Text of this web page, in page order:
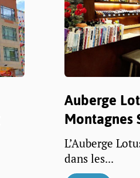
Auberge
Montagnes
L’Auberge
dans les...